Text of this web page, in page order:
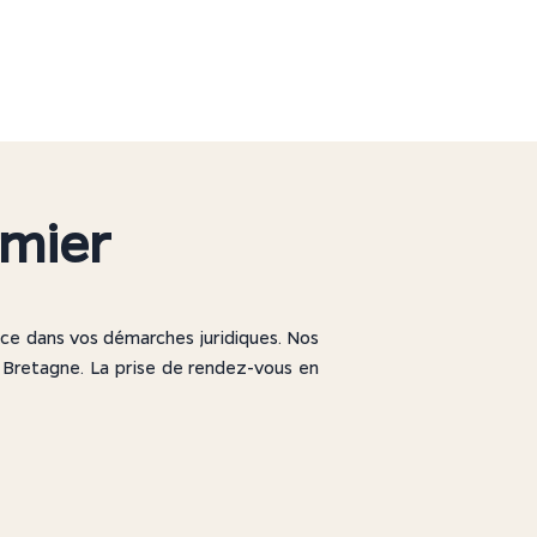
dans vos démarches juridiques. Nos
La prise de rendez-vous en